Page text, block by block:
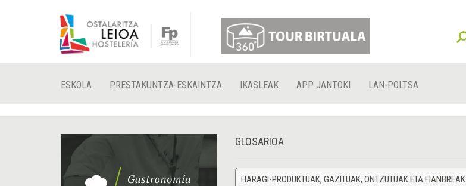
ESKOLA PRESTAKUNTZA-ESKAINTZA IKASLEAK APP JANTOKI LAN-POLTSA
GLOSARIOA
HARAGI-PRODUKTUAK, GAZITUAK, ONTZUTUAK ETA FIANBREAK